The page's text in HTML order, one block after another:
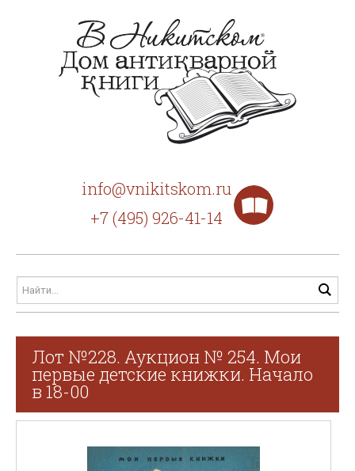
info@vnikitskom.ru
+7 (495) 926-41-14
Лот №228. Аукцион № 254. Мои
первые детские книжки. Начало
в 18-00